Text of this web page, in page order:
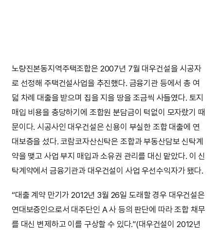
노량진본동지역주택조합은 2007년 7월 대우건설을 시공자
로 선정해 주택건설사업을 추진했다. 금융기관 등에서 총 여
덟 차례 대출을 받으며 집을 지을 땅을 조금씩 사들였다. 토지
매입 비용을 충당하기에 조합원 분담금이 턱없이 모자랐기 때
문이다. 시공사인 대우건설은 신용이 부실한 조합 대출에 연
대보증을 섰다. 코람코자산신탁은 조합과 부동산담보 신탁계
약을 맺고 사업 부지 매입과 소유권 관리를 대신 맡았다. 이 신
탁계약에서 금융기관과 대우건설이 사업 우선수익자가 됐다.
“대출 계약 만기가 2012년 3월 26일 도래할 경우 대우건설은
연대보증인으로서 대주단인 A 사 등의 판단에 따라 조합 채무
를 대신 변제하고 이를 구상할 수 있다.”(대우건설이 2012년